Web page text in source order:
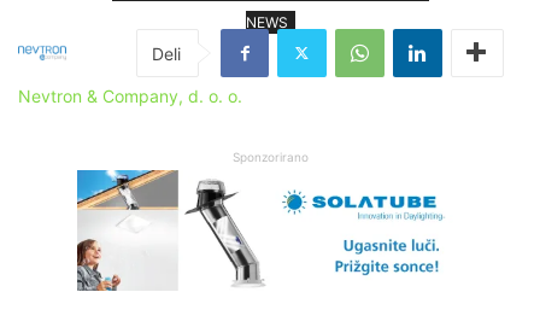
NEWS
Nevtron & Company, d. o. o.
Sponzorirano